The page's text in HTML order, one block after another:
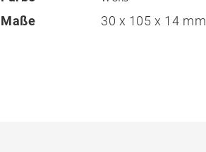
Maße
30 x 105 x 14 mm